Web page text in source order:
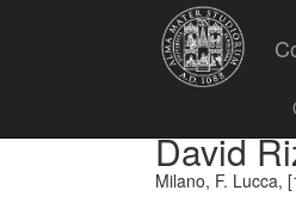
David
Milano, F. Lucca,